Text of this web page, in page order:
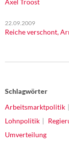
Axel Troost
22.09.2009
Reiche verschont,
Schlagwörter
Arbeitsmarktpolitik
Lohnpolitik
Umverteilung